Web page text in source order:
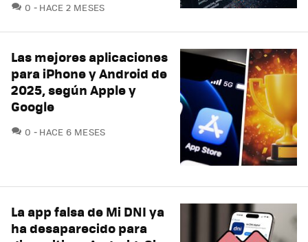
0 COMENTARIOS
HACE 2 MESES
Las mejores aplicaciones
para iPhone y Android de
2025, según Apple y
Google
0 COMENTARIOS
HACE 6 MESES
La app falsa de Mi DNI ya
ha desaparecido para